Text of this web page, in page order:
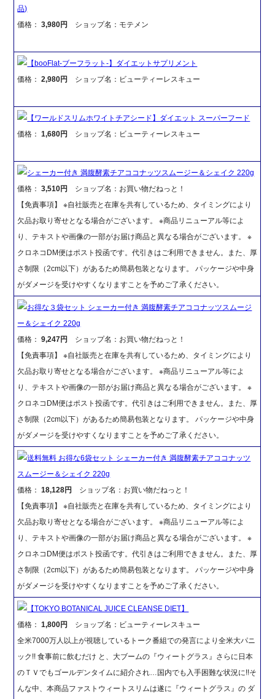
品)
価格：3,980円 ショップ名：モテメン
【booFlat-ブーフラット-】ダイエットサプリメント
価格：2,980円 ショップ名：ビューティーレスキュー
【ワールドスリムホワイトチアシード】ダイエット スーパーフード
価格：1,680円 ショップ名：ビューティーレスキュー
シェーカー付き 満腹酵素チアココナッツスムージー＆シェイク 220g
価格：3,510円
ショップ名：お買い物だねっと！
【免責事項】 ※自社販売と在庫を共有しているため、タイミングにより
欠品お取り寄せとなる場合がございます。 ※商品リニューアル等によ
り、テキストや画像の一部がお届け商品と異なる場合がございます。 ※
クロネコDM便はポスト投函です。代引きはご利用できません。また、厚
さ制限（2cm以下）があるため簡易包装となります。 パッケージや中身
がダメージを受けやすくなりますことを予めご了承ください。
お得な３袋セット シェーカー付き 満腹酵素チアココナッツスムージ
ー＆シェイク 220g
価格：9,247円
ショップ名：お買い物だねっと！
【免責事項】 ※自社販売と在庫を共有しているため、タイミングにより
欠品お取り寄せとなる場合がございます。 ※商品リニューアル等によ
り、テキストや画像の一部がお届け商品と異なる場合がございます。 ※
クロネコDM便はポスト投函です。代引きはご利用できません。また、厚
さ制限（2cm以下）があるため簡易包装となります。 パッケージや中身
がダメージを受けやすくなりますことを予めご了承ください。
送料無料 お得な6袋セット シェーカー付き 満腹酵素チアココナッツ
スムージー＆シェイク 220g
価格：18,128円
ショップ名：お買い物だねっと！
【免責事項】 ※自社販売と在庫を共有しているため、タイミングにより
欠品お取り寄せとなる場合がございます。 ※商品リニューアル等によ
り、テキストや画像の一部がお届け商品と異なる場合がございます。 ※
クロネコDM便はポスト投函です。代引きはご利用できません。また、厚
さ制限（2cm以下）があるため簡易包装となります。 パッケージや中身
がダメージを受けやすくなりますことを予めご了承ください。
【TOKYO BOTANICAL JUICE CLEANSE DIET】
価格：1,800円
ショップ名：ビューティーレスキュー
全米7000万人以上が視聴しているトーク番組での発言により全米大パニ
ック!! 食事前に飲むだけ と、大ブームの『ウィートグラス』さらに日本
のＴＶでもゴールデンタイムに紹介され…国内でも入手困難な状況に!!そ
んな中、本商品ファストウィートスリムは遂に『ウィートグラス』の ダ